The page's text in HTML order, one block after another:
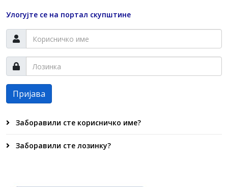
Улогујте се на портал скупштине
Пријава
Заборавили сте корисничко име?
Заборавили сте лозинку?